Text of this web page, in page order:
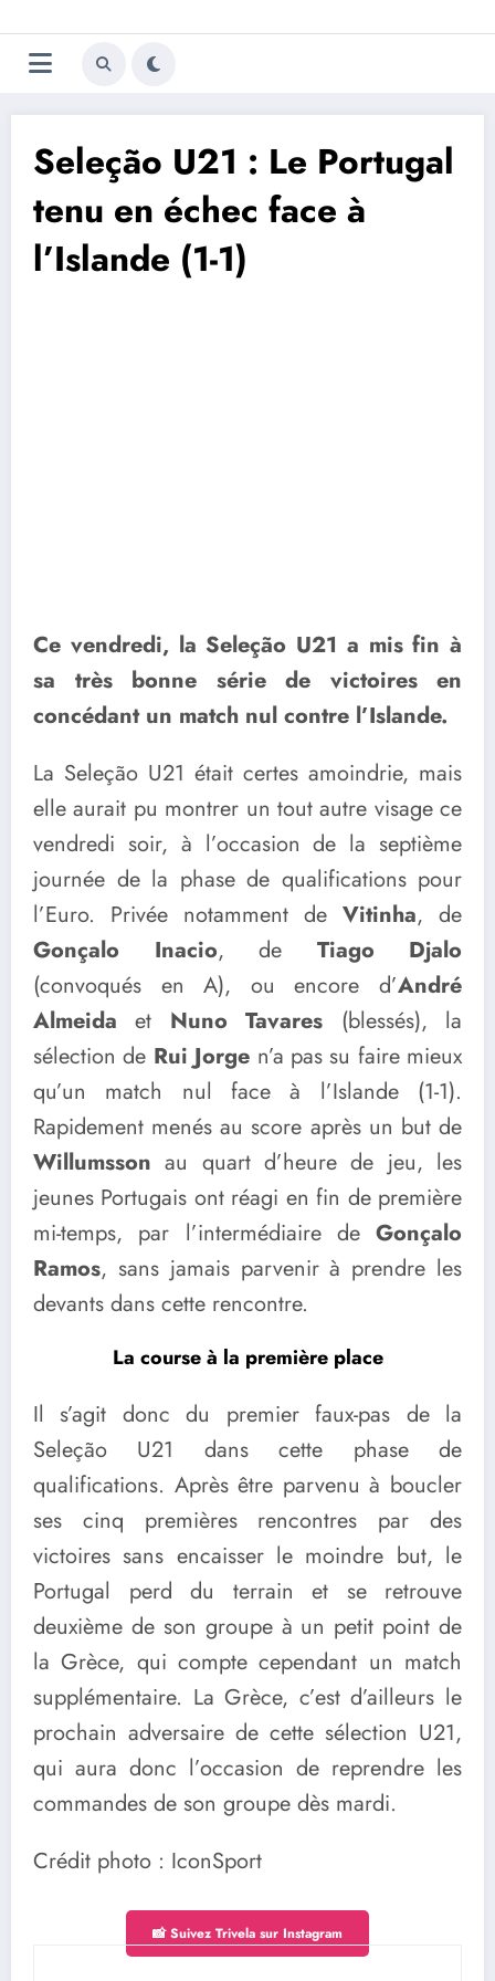
au
contenu
Trivela
L'actualité du football
Seleção U21 : Le Portugal
tenu en échec face à
l’Islande (1-1)
Ce vendredi, la Seleção U21 a mis fin à
sa très bonne série de victoires en
concédant un match nul contre l’Islande.
La Seleção U21 était certes amoindrie, mais
elle aurait pu montrer un tout autre visage ce
vendredi soir, à l’occasion de la septième
journée de la phase de qualifications pour
l’Euro. Privée notamment de Vitinha, de
Gonçalo Inacio, de Tiago Djalo
(convoqués en A), ou encore d’André
Almeida et Nuno Tavares (blessés), la
sélection de Rui Jorge n’a pas su faire mieux
qu’un match nul face à l’Islande (1-1).
Rapidement menés au score après un but de
Willumsson au quart d’heure de jeu, les
jeunes Portugais ont réagi en fin de première
mi-temps, par l’intermédiaire de Gonçalo
Ramos, sans jamais parvenir à prendre les
devants dans cette rencontre.
La course à la première place
Il s’agit donc du premier faux-pas de la
Seleção U21 dans cette phase de
qualifications. Après être parvenu à boucler
ses cinq premières rencontres par des
victoires sans encaisser le moindre but, le
Portugal perd du terrain et se retrouve
deuxième de son groupe à un petit point de
la Grèce, qui compte cependant un match
supplémentaire. La Grèce, c’est d’ailleurs le
prochain adversaire de cette sélection U21,
qui aura donc l’occasion de reprendre les
commandes de son groupe dès mardi.
Crédit photo : IconSport
📸 Suivez Trivela sur Instagram